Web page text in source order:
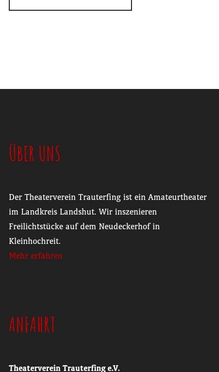
ÜBER UNS
Der Theaterverein Trauterfing ist ein Amateurtheater
im Landkreis Landshut. Wir inszenieren
Freilichtstücke auf dem Neudeckerhof in
Kleinhochreit.
Mehr erfahren
ANFAHRT
Theaterverein Trauterfing e.V.